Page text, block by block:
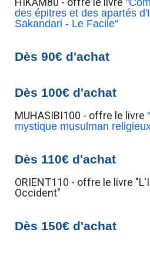
des épitres et des apartés
Sakandari - Le Facile"
Dès 90€ d'achat
Dès 100€ d'achat
MUHASIBI100 - offre le livre
mystique musulman
Dès 110€ d'achat
ORIENT110 - offre le livre
Occident"
Dès 150€ d'achat